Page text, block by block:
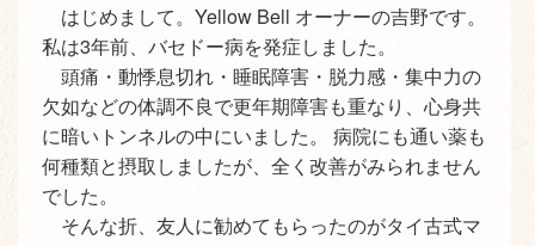
はじめまして。Yellow Bell オーナーの吉野です。
私は3年前、バセドー病を発症しました。
頭痛・動悸息切れ・睡眠障害・脱力感・集中力の
欠如などの体調不良で更年期障害も重なり、心身共
に暗いトンネルの中にいました。 病院にも通い薬も
何種類と摂取しましたが、全く改善がみられません
でした。
そんな折、友人に勧めてもらったのがタイ古式マ